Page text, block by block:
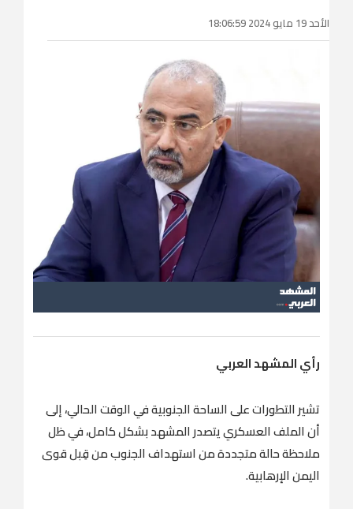
الأحد 19 مايو 2024 18:06:59
رأي المشهد العربي
تشير التطورات على الساحة الجنوبية في الوقت الحالي، إلى
أن الملف العسكري يتصدر المشهد بشكل كامل، في ظل
ملاحظة حالة متجددة من استهداف الجنوب من قِبل قوى
اليمن الإرهابية.